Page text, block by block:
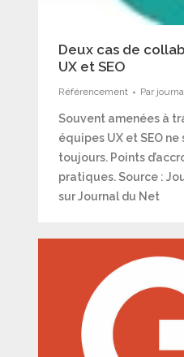
Deux cas de
UX et SEO
Référencement Par
Souvent amenées à
équipes UX et SEO
toujours. Points
pratiques. Source :
sur Journal du Net